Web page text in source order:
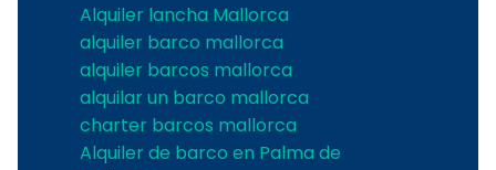
Alquiler lancha Mallorca
alquiler barco mallorca
alquiler barcos mallorca
alquilar un barco mallorca
charter barcos mallorca
Alquiler de barco en Palma de